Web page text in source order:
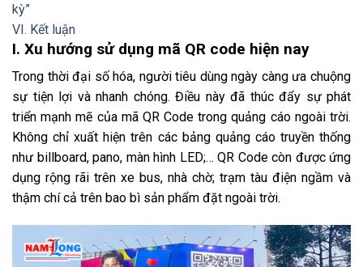
kỳ”
VI. Kết luận
I. Xu hướng sử dụng mã QR code hiện nay
Trong thời đại số hóa, người tiêu dùng ngày càng ưa chuộng
sự tiện lợi và nhanh chóng. Điều này đã thúc đẩy sự phát
triển mạnh mẽ của mã QR Code trong quảng cáo ngoài trời.
Không chỉ xuất hiện trên các bảng quảng cáo truyền thống
như billboard, pano, màn hình LED;… QR Code còn được ứng
dụng rộng rãi trên xe bus, nhà chờ; trạm tàu điện ngầm và
thậm chí cả trên bao bì sản phẩm đặt ngoài trời.